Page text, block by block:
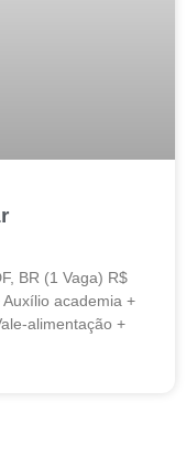
BR (1 Vaga) R$
academia +
alimentação +